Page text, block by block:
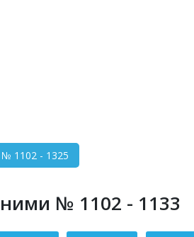
1102 - 1325
№ 1102 - 1133